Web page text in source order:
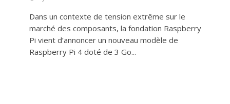
Dans un contexte de tension extrême sur le
marché des composants, la fondation Raspberry
Pi vient d’annoncer un nouveau modèle de
Raspberry Pi 4 doté de 3 Go...